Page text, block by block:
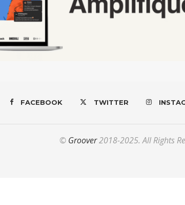
FACEBOOK TWITTER
© Groover2018-2025. All Rights